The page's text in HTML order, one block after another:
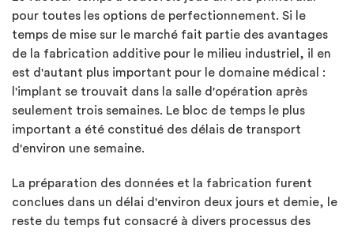
pour toutes les options de perfectionnement. Si le
temps de mise sur le marché fait partie des avantages
de la fabrication additive pour le milieu industriel, il en
est d'autant plus important pour le domaine médical :
l'implant se trouvait dans la salle d'opération après
seulement trois semaines. Le bloc de temps le plus
important a été constitué des délais de transport
d'environ une semaine.
La préparation des données et la fabrication furent
conclues dans un délai d'environ deux jours et demie, le
reste du temps fut consacré à divers processus des